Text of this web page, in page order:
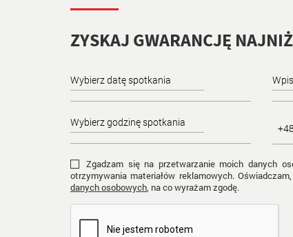
ZYSKAJ GWARANCJĘ
+48
Zgadzam się na przetwarzanie moich danych
otrzymywania materiałów reklamowych.
danych osobowych, na co wyrażam zgodę.